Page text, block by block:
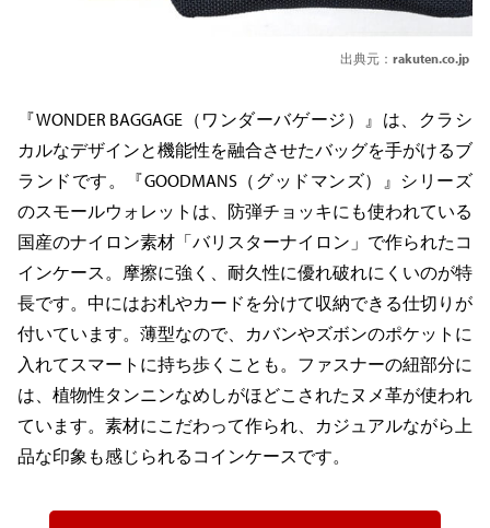
出典元： rakuten.co.jp
『WONDER BAGGAGE（ワンダーバゲージ）』は、クラシ
カルなデザインと機能性を融合させたバッグを手がけるブ
ランドです。『GOODMANS（グッドマンズ）』シリーズ
のスモールウォレットは、防弾チョッキにも使われている
国産のナイロン素材「バリスターナイロン」で作られたコ
インケース。摩擦に強く、耐久性に優れ破れにくいのが特
長です。中にはお札やカードを分けて収納できる仕切りが
付いています。薄型なので、カバンやズボンのポケットに
入れてスマートに持ち歩くことも。ファスナーの紐部分に
は、植物性タンニンなめしがほどこされたヌメ革が使われ
ています。素材にこだわって作られ、カジュアルながら上
品な印象も感じられるコインケースです。